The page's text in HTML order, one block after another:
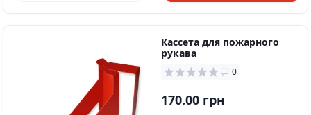
Кассета для пожарного
рукава
0
170.00 грн